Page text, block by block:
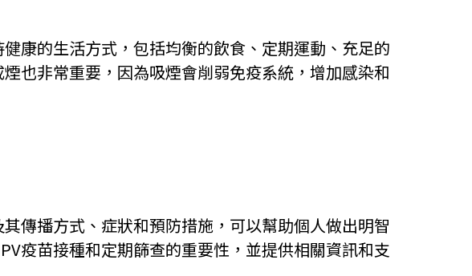
康的生活方式，包括均衡的飲食、定期運動、充足的
也非常重要，因為吸煙會削弱免疫系統，增加感染和
傳播方式、症狀和預防措施，可以幫助個人做出明智
疫苗接種和定期篩查的重要性，並提供相關資訊和支